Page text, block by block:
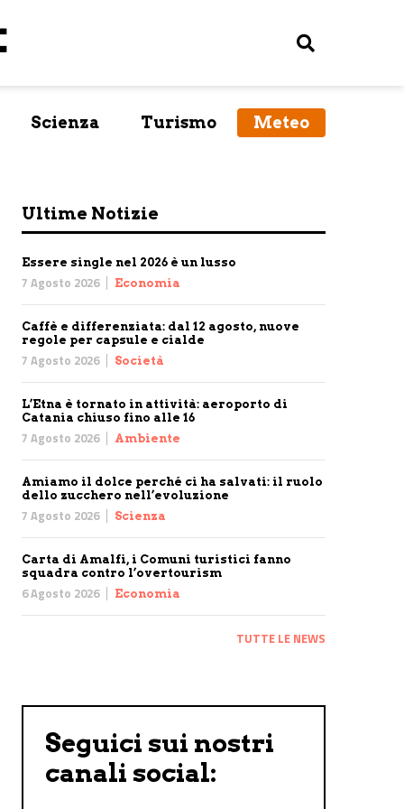
Scienza Turismo Meteo
Ultime Notizie
Essere single nel 2026 è un lusso
7 Agosto 2026 Economia
Caffè e differenziata: dal 12 agosto, nuove
regole per capsule e cialde
7 Agosto 2026 Società
L’Etna è tornato in attività: aeroporto di
Catania chiuso fino alle 16
7 Agosto 2026 Ambiente
Amiamo il dolce perché ci ha salvati: il ruolo
dello zucchero nell’evoluzione
7 Agosto 2026 Scienza
Carta di Amalfi, i Comuni turistici fanno
squadra contro l’overtourism
6 Agosto 2026 Economia
TUTTE LE NEWS
Seguici sui nostri
canali social: